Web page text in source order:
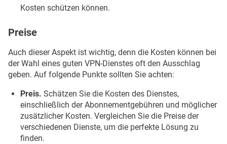
Kosten schützen können.
Preise
Auch dieser Aspekt ist wichtig, denn die Kosten können bei
der Wahl eines guten VPN-Dienstes oft den Ausschlag
geben. Auf folgende Punkte sollten Sie achten:
Preis. Schätzen Sie die Kosten des Dienstes,
einschließlich der Abonnementgebühren und möglicher
zusätzlicher Kosten. Vergleichen Sie die Preise der
verschiedenen Dienste, um die perfekte Lösung zu
finden.